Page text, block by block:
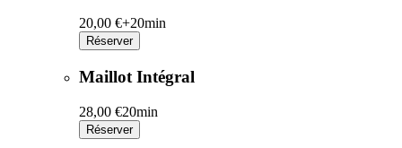
20,00 €+20min
Réserver
Maillot Intégral
28,00 €20min
Réserver